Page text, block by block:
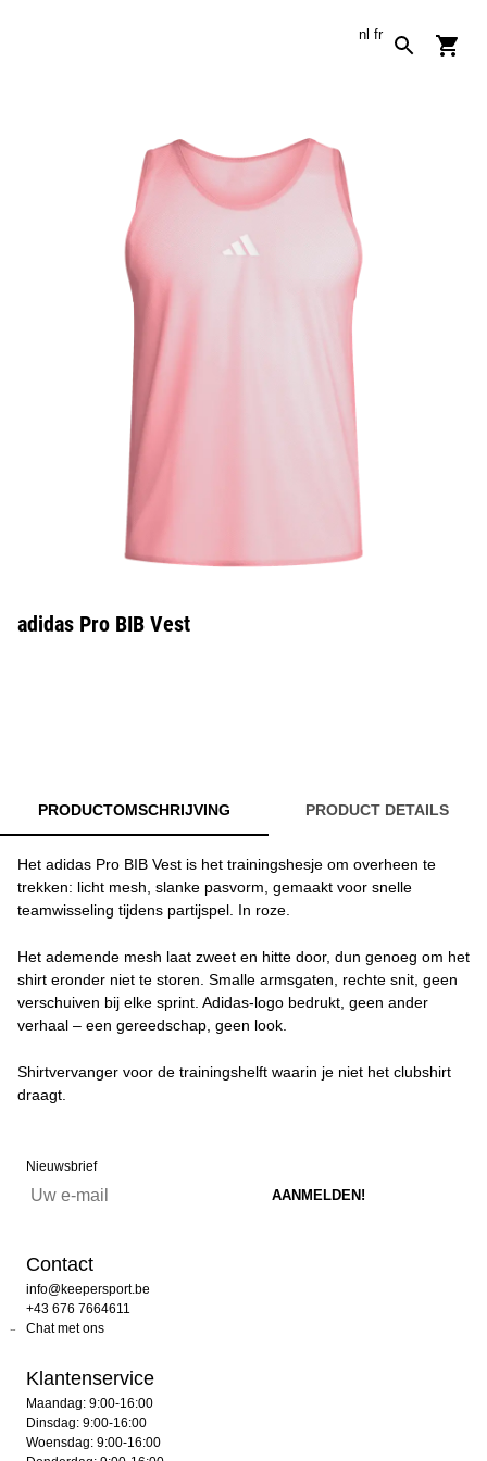
nl fr
adidas Pro BIB Vest
PRODUCTOMSCHRIJVING PRODUCT DETAILS
Het adidas Pro BIB Vest is het trainingshesje om overheen te
trekken: licht mesh, slanke pasvorm, gemaakt voor snelle
teamwisseling tijdens partijspel. In roze.
Het ademende mesh laat zweet en hitte door, dun genoeg om het
shirt eronder niet te storen. Smalle armsgaten, rechte snit, geen
verschuiven bij elke sprint. Adidas-logo bedrukt, geen ander
verhaal – een gereedschap, geen look.
Shirtvervanger voor de trainingshelft waarin je niet het clubshirt
draagt.
Nieuwsbrief
Contact
info@keepersport.be
+43 676 7664611
Chat met ons
Klantenservice
Maandag: 9:00-16:00
Dinsdag: 9:00-16:00
Woensdag: 9:00-16:00